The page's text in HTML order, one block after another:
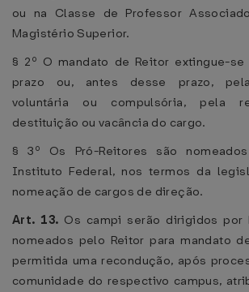
ou na Classe de Professor
Magistério Superior.
§ 2º O mandato de Reitor extingue-
prazo ou, antes desse prazo,
voluntária ou compulsória, pela
destituição ou vacância do cargo.
§ 3º Os Pró-Reitores são
Instituto Federal, nos termos da
nomeação de cargos de direção.
Art. 13. Os campi serão dirigidos por
nomeados pelo Reitor para mandato
permitida uma recondução, após
comunidade do respectivo campus,